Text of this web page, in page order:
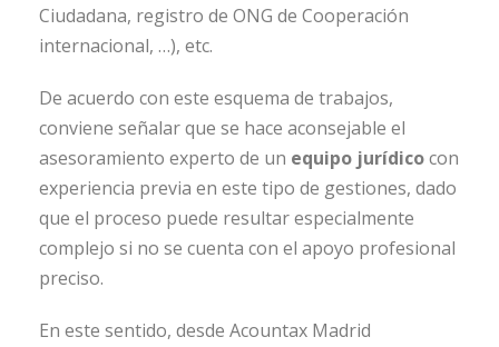
Ciudadana, registro de ONG de Cooperación
internacional, …), etc.
De acuerdo con este esquema de trabajos,
conviene señalar que se hace aconsejable el
asesoramiento experto de un equipo jurídicocon
experiencia previa en este tipo de gestiones, dado
que el proceso puede resultar especialmente
complejo si no se cuenta con el apoyo profesional
preciso.
En este sentido, desde Acountax Madrid